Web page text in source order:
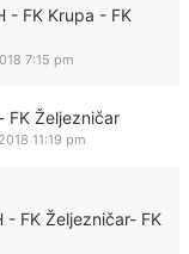
- FK Krupa - FK
7:15 pm
FK Željezničar
11:19 pm
- FK Željezničar- FK